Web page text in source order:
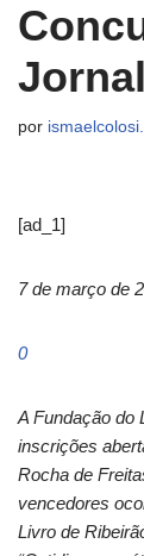
por
[ad_1]
7 de março de
0
A Fundação do
inscrições
Rocha de
vencedores
Livro de